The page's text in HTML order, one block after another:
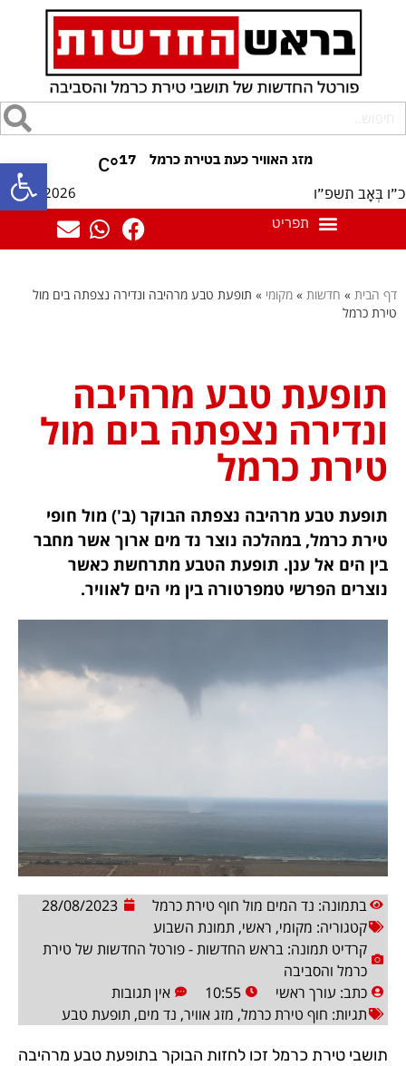
פתח 17
°C
כ״ו בְּאָב תשפ״ו 09/08/2026
דף הבית » חדשות » מקומי » תופעת טבע מרהיבה ונדירה נצפתה בים מול
טירת כרמל
תופעת טבע מרהיבה
ונדירה נצפתה בים מול
טירת כרמל
תופעת טבע מרהיבה נצפתה הבוקר (ב') מול חופי
טירת כרמל, במהלכה נוצר נד מים ארוך אשר מחבר
בין הים אל ענן. תופעת הטבע מתרחשת כאשר
נוצרים הפרשי טמפרטורה בין מי הים לאוויר.
בתמונה: נד המים מול חוף טירת כרמל
28/08/2023
קטגוריה: מקומי, ראשי, תמונת השבוע
קרדיט תמונה: בראש החדשות - פורטל החדשות של טירת
כרמל והסביבה
כתב: עורך ראשי 10:55
אין תגובות
תגיות: חוף טירת כרמל, מזג אוויר, נד מים, תופעת טבע
תושבי טירת כרמל זכו לחזות הבוקר בתופעת טבע מרהיבה